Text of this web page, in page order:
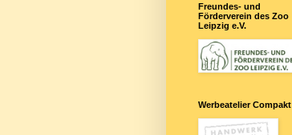
Freundes- und
Förderverein des Zoo
Leipzig e.V.
Werbeatelier Compakt